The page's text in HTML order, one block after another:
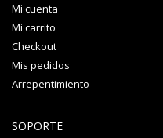
Mi cuenta
Mi carrito
Checkout
Mis pedidos
Arrepentimiento
SOPORTE